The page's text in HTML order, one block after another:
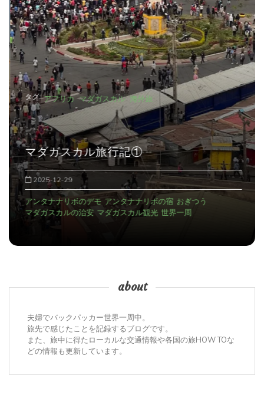
ョ
ン
タグ: アフリカ マダガスカル 海外旅
マダガスカル旅行記①
2025-12-29
アンタナナリボのデモ アンタナナリボの宿 おぎつう
マダガスカルの治安 マダガスカル観光 世界一周
about
夫婦でバックパッカー世界一周中。
旅先で感じたことを記録するブログです。
また、旅中に得たローカルな交通情報や各国の旅HOW TOな
どの情報も更新しています。